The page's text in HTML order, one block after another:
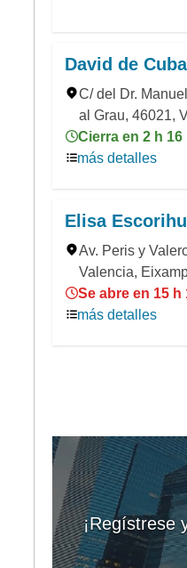
David de
C/ del Dr.
al Grau, 46021,
Cierra en 2 h 16
más detalles
Elisa
Av. Peris y
Valencia,
Se abre en 15 h
más detalles
¡Regístrese